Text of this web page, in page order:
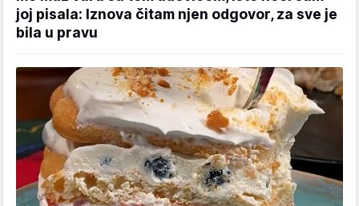
joj pisala: Iznova čitam njen odgovor, za sve je
bila u pravu